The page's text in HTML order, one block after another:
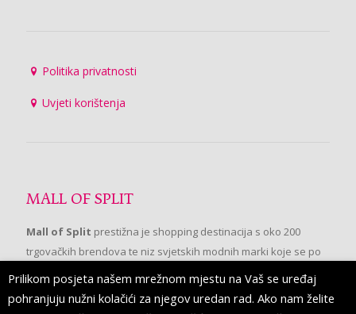
Politika privatnosti
Uvjeti korištenja
MALL OF SPLIT
Mall of Split prestižna je shopping destinacija s oko 200
trgovačkih brendova te niz svjetskih modnih marki koje se po
prvi put pojavljuju u Splitu.
Prilikom posjeta našem mrežnom mjestu na Vaš se uređaj
pohranjuju nužni kolačići za njegov uredan rad. Ako nam želite